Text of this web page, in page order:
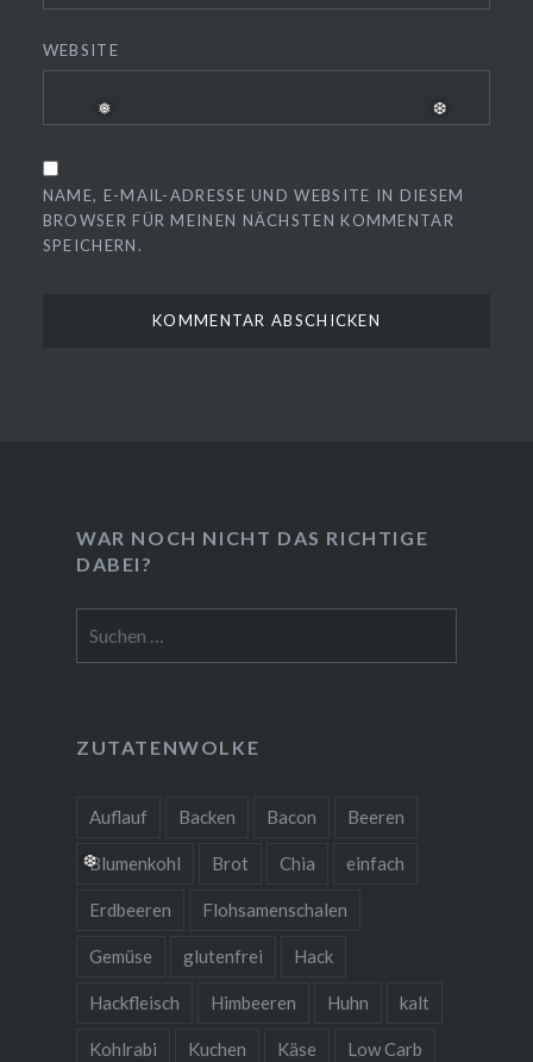
WEBSITE
NAME, E-MAIL-ADRESSE UND WEBSITE IN DIESEM
BROWSER FÜR MEINEN NÄCHSTEN KOMMENTAR
SPEICHERN.
WAR NOCH NICHT DAS RICHTIGE
DABEI?
nach:
ZUTATENWOLKE
Auflauf Backen Bacon Beeren
Blumenkohl Brot Chia einfach
Erdbeeren Flohsamenschalen
Gemüse glutenfrei Hack
Hackfleisch Himbeeren Huhn kalt
Kohlrabi Kuchen Käse Low Carb